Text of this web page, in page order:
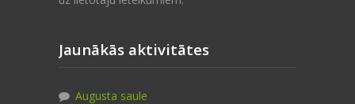
Jaunākās aktivitātes
Augusta saule